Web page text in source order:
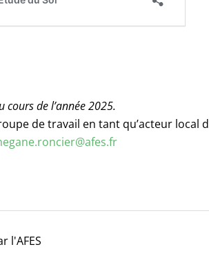
de l’année 2025.
de travail en tant qu’acteur local
l'AFES